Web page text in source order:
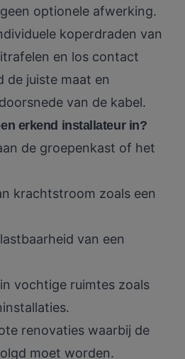
optionele afwerking.
koperdraden van
en los contact
de juiste maat en
van de kabel.
erkend installateur in?
de groepenkast of het
krachtstroom zoals een
van een
vochtige ruimtes zoals
renovaties waarbij de
moet worden.